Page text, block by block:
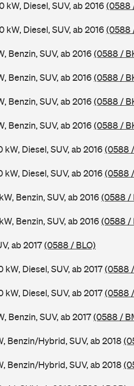
kW, Diesel, SUV, ab 2016 (0588
kW, Diesel, SUV, ab 2016 (0588
Benzin, SUV, ab 2016 (0588 /
Benzin, SUV, ab 2016 (0588 /
Benzin, SUV, ab 2016 (0588 /
Benzin, SUV, ab 2016 (0588 /
kW, Diesel, SUV, ab 2016 (0588
kW, Diesel, SUV, ab 2016 (0588
Benzin, SUV, ab 2016 (0588 /
Benzin, SUV, ab 2016 (0588 /
ab 2017(0588 / BLO)
kW, Diesel, SUV, ab 2017(0588
kW, Diesel, SUV, ab 2017(0588
Benzin, SUV, ab 2017(0588 /
Benzin/Hybrid, SUV, ab 2018
Benzin/Hybrid, SUV, ab 2018